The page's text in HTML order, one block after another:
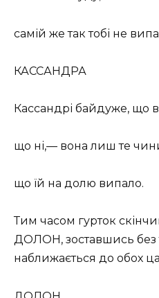
самій же так тобі не
КАССАНДРА
Кассандрі байдуже, що
що ні,— вона лиш те
що їй на долю випало.
Тим часом гурток
ДОЛОН, зоставшись без
наближається до обох